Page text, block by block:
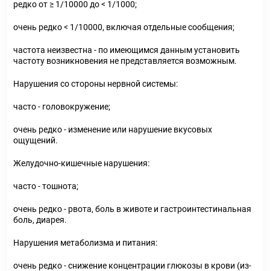
редко от ≥ 1/10000 до < 1/1000;
очень редко < 1/10000, включая отдельные сообщения;
частота неизвестна - по имеющимся данным установить
частоту возникновения не представляется возможным.
Нарушения со стороны нервной системы:
часто - головокружение;
очень редко - изменение или нарушение вкусовых
ощущений.
Желудочно-кишечные нарушения:
часто - тошнота;
очень редко - рвота, боль в животе и гастроинтестинальная
боль, диарея.
Нарушения метаболизма и питания:
очень редко - снижение концентрации глюкозы в крови (из-